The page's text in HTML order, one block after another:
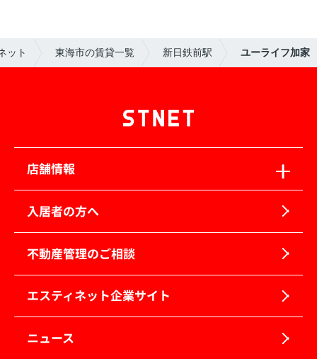
ット 東海市の賃貸一覧 新日鉄前駅 ユーライフ加家
店舗情報
入居者の方へ
不動産管理のご相談
エスティネット企業サイト
ニュース